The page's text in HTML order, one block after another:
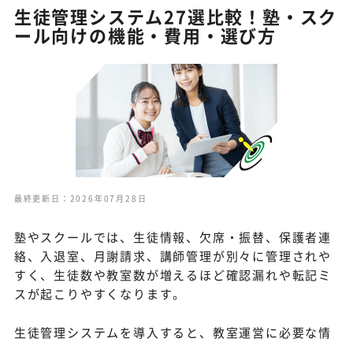
生徒管理システム27選比較！塾・スク
ール向けの機能・費用・選び方
最終更新日：2026年07月28日
塾やスクールでは、生徒情報、欠席・振替、保護者連
絡、入退室、月謝請求、講師管理が別々に管理されや
すく、生徒数や教室数が増えるほど確認漏れや転記ミ
スが起こりやすくなります。
生徒管理システムを導入すると、教室運営に必要な情